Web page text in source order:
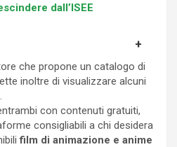
dall’ISEE
che propone un catalogo di
inoltre di visualizzare alcuni
con contenuti gratuiti,
consigliabili a chi desidera
film di animazione e anime